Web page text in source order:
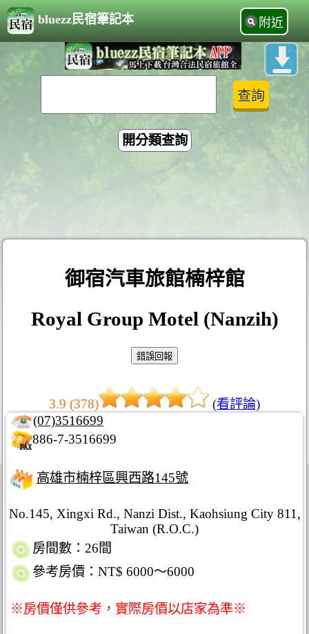
bluezz民宿筆記本 附近
開分類查詢
御宿汽車旅館楠梓館
Royal Group Motel (Nanzih)
3.9 (378)
(看評論)
(07)3516699
886-7-3516699
高雄市楠梓區興西路145號
No.145, Xingxi Rd., Nanzi Dist., Kaohsiung City 811,
Taiwan (R.O.C.)
房間數：26間
參考房價：NT$ 6000～6000
※房價僅供參考，實際房價以店家為準※